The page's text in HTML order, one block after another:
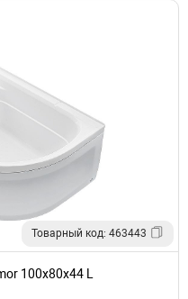
Товарный код: 463443
100x80x44 L